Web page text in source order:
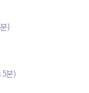
)
분)